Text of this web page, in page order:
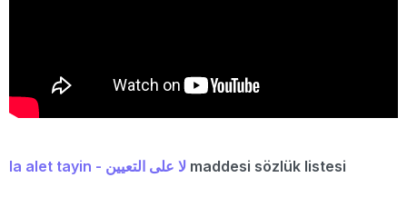
la alet tayin - لا علی التعیین maddesi sözlük listesi